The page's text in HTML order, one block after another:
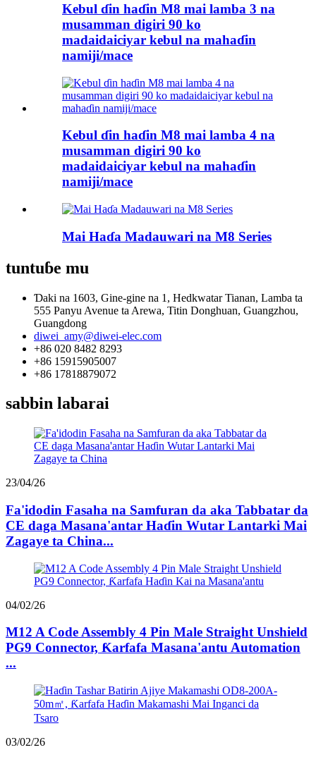
Kebul ɗin haɗin M8 mai lamba 3 na
musamman digiri 90 ko
madaidaiciyar kebul na mahaɗin
namiji/mace
Kebul ɗin haɗin M8 mai lamba 4 na
musamman digiri 90 ko
madaidaiciyar kebul na mahaɗin
namiji/mace
Mai Haɗa Madauwari na M8 Series
tuntuɓe mu
Ɗaki na 1603, Gine-gine na 1, Hedkwatar Tianan, Lamba ta
555 Panyu Avenue ta Arewa, Titin Donghuan, Guangzhou,
Guangdong
diwei_amy@diwei-elec.com
+86 020 8482 8293
+86 15915905007
+86 17818879072
sabbin labarai
23/04/26
Fa'idodin Fasaha na Samfuran da aka Tabbatar da
CE daga Masana'antar Haɗin Wutar Lantarki Mai
Zagaye ta China...
04/02/26
M12 A Code Assembly 4 Pin Male Straight Unshield
PG9 Connector, Ƙarfafa Masana'antu Automation
...
03/02/26